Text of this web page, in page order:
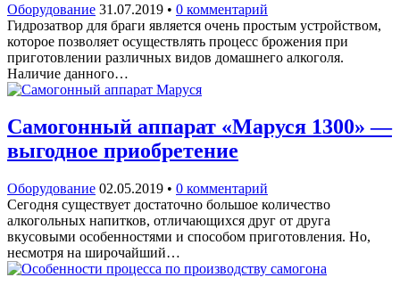
Оборудование 31.07.2019 • 0 комментарий
Гидрозатвор для браги является очень простым устройством,
которое позволяет осуществлять процесс брожения при
приготовлении различных видов домашнего алкоголя.
Наличие данного…
Самогонный аппарат «Маруся 1300» —
выгодное приобретение
Оборудование 02.05.2019 • 0 комментарий
Сегодня существует достаточно большое количество
алкогольных напитков, отличающихся друг от друга
вкусовыми особенностями и способом приготовления. Но,
несмотря на широчайший…